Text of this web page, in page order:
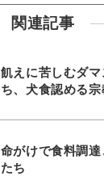
関連記事
飢えに苦しむダ
ち、犬食認める宗
命がけで食料調
たち